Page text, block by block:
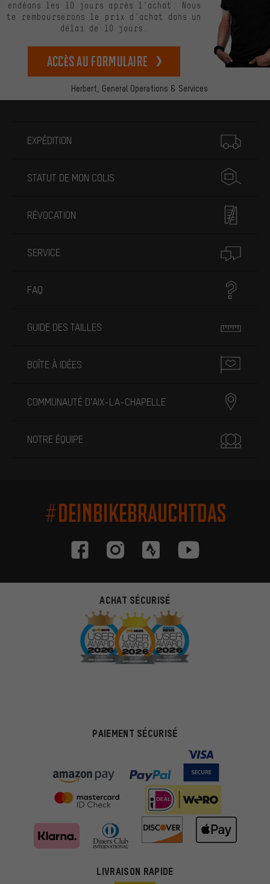
Herbert, General Operations & Services
endéans les 10 jours après l’achat. Nous
te rembourserons le prix d’achat dans un
délai de 10 jours.
Accès au formulaire
EXPÉDITION
STATUT DE MON COLIS
RÉVOCATION
SERVICE
FAQ
GUIDE DES TAILLES
BOÎTE À IDÉES
COMMUNAUTÉ D'AIX-LA-CHAPELLE
NOTRE ÉQUIPE
#DEINBIKEBRAUCHTDAS
ACHAT SÉCURISÉ
PAIEMENT SÉCURISÉ
LIVRAISON RAPIDE